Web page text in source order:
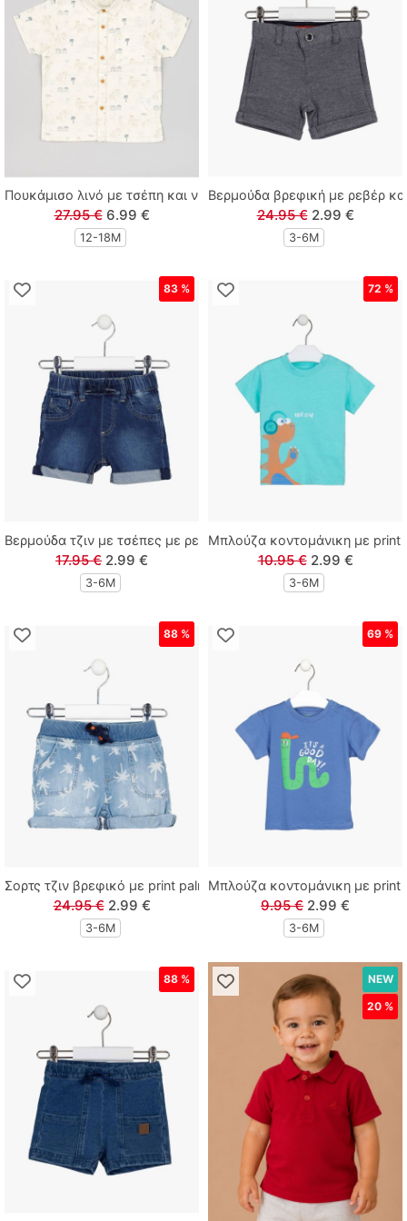
Πουκάμισο λινό με τσέπη και νησιώτικο print μπεζ
27.95 € 6.99 €
12-18Μ
Βερμούδα βρεφική με ρεβέρ
24.95 € 2.99 €
3-6M
Βερμούδα τζιν με τσέπες με ρεβέρ μπλε
17.95 € 2.99 €
3-6M
83 %
Μπλούζα κοντομάνικη με print
10.95 € 2.99 €
3-6M
72 %
Σορτς τζιν βρεφικό με print palm trees μπλε
24.95 € 2.99 €
3-6M
88 %
Μπλούζα κοντομάνικη με
9.95 € 2.99 €
3-6M
69 %
88 %
NEW
20 %
Lamour
Linverno Knitwear
Lonome
Losan Kids
MARIO ALESSANDRO
Paul Christophe
Polo Club
Prod
Real Brand
Street Monkey
Sugar
Sweet Baby
Zenia